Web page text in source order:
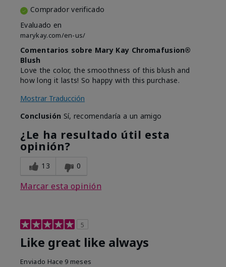
Comprador verificado
Evaluado en
marykay.com/en-us/
Comentarios sobre Mary Kay Chromafusion®
Blush
Love the color, the smoothness of this blush and
how long it lasts! So happy with this purchase.
Mostrar Traducción
Conclusión Sí, recomendaría a un amigo
¿Le ha resultado útil esta
opinión?
13 0
Marcar esta opinión
5
Like great like always
Enviado Hace 9 meses